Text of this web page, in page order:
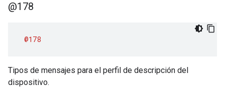
@178
@178
Tipos de mensajes para el perfil de descripción del
dispositivo.